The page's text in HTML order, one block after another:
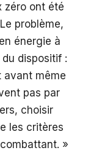
zéro ont été
problème,
énergie à
dispositif :
avant même
pas par
choisir
les critères
»